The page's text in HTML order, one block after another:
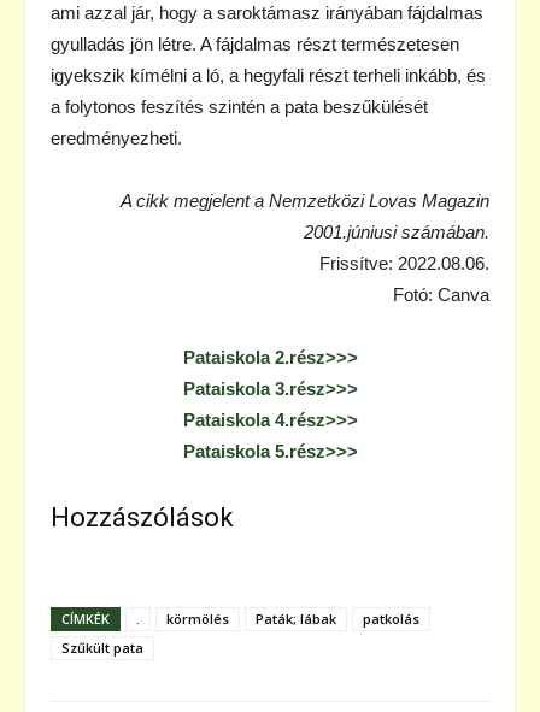
ami azzal jár, hogy a saroktámasz irányában fájdalmas
gyulladás jön létre. A fájdalmas részt természetesen
igyekszik kímélni a ló, a hegyfali részt terheli inkább, és
a folytonos feszítés szintén a pata beszűkülését
eredményezheti.
A cikk megjelent a Nemzetközi Lovas Magazin
2001.júniusi számában.
Frissítve: 2022.08.06.
Fotó: Canva
Pataiskola 2.rész>>>
Pataiskola 3.rész>>>
Pataiskola 4.rész>>>
Pataiskola 5.rész>>>
Hozzászólások
CÍMKÉK körmölés Paták; lábak
patkolás
Szűkült pata